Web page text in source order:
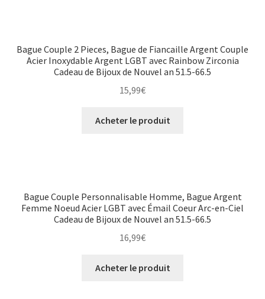
Bague Couple 2 Pieces, Bague de Fiancaille Argent Couple
Acier Inoxydable Argent LGBT avec Rainbow Zirconia
Cadeau de Bijoux de Nouvel an 51.5-66.5
15,99€
Acheter le produit
Bague Couple Personnalisable Homme, Bague Argent
Femme Noeud Acier LGBT avec Émail Coeur Arc-en-Ciel
Cadeau de Bijoux de Nouvel an 51.5-66.5
16,99€
Acheter le produit